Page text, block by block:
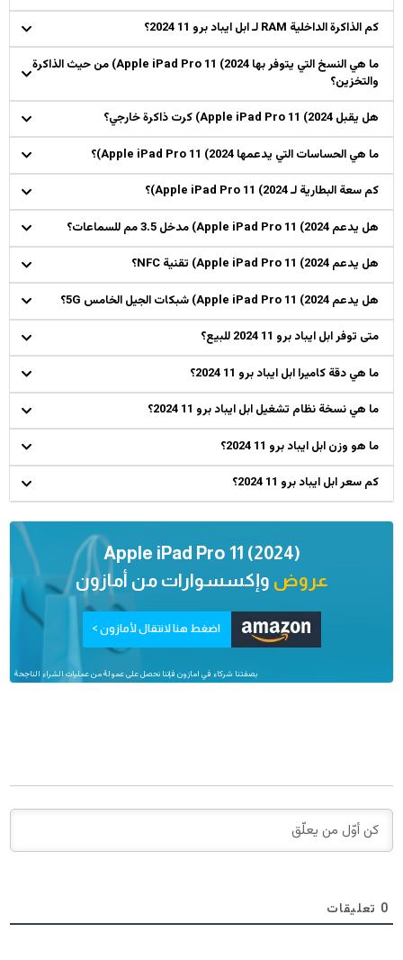
كم الذاكرة الداخلية RAM لـ ابل ايباد برو 11 2024؟
ما هي النسخ التي يتوفر بها Apple iPad Pro 11 (2024) من حيث الذاكرة
والتخزين؟
هل يقبل Apple iPad Pro 11 (2024) كرت ذاكرة خارجي؟
ما هي الحساسات التي يدعمها Apple iPad Pro 11 (2024)؟
كم سعة البطارية لـ Apple iPad Pro 11 (2024)؟
هل يدعم Apple iPad Pro 11 (2024) مدخل 3.5 مم للسماعات؟
هل يدعم Apple iPad Pro 11 (2024) تقنية NFC؟
هل يدعم Apple iPad Pro 11 (2024) شبكات الجيل الخامس 5G؟
متى توفر ابل ايباد برو 11 2024 للبيع؟
ما هي دقة كاميرا ابل ايباد برو 11 2024؟
ما هي نسخة نظام تشغيل ابل ايباد برو 11 2024؟
ما هو وزن ابل ايباد برو 11 2024؟
كم سعر ابل ايباد برو 11 2024؟
Apple iPad Pro 11 (2024)
عروض وإكسسوارات منأمازون
اضغط هنا لانتقال لأمازون >
بصفتنا شركاء في امازون فإننا نحصل على عمولة من عمليات الشراء الناجحة
0 تعليقات